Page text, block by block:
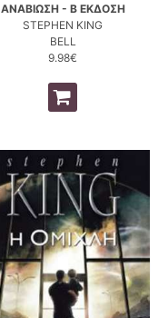
ΑΝΑΒΙΩΣΗ - Β ΕΚΔΟΣΗ
STEPHEN KING
BELL
9.98€